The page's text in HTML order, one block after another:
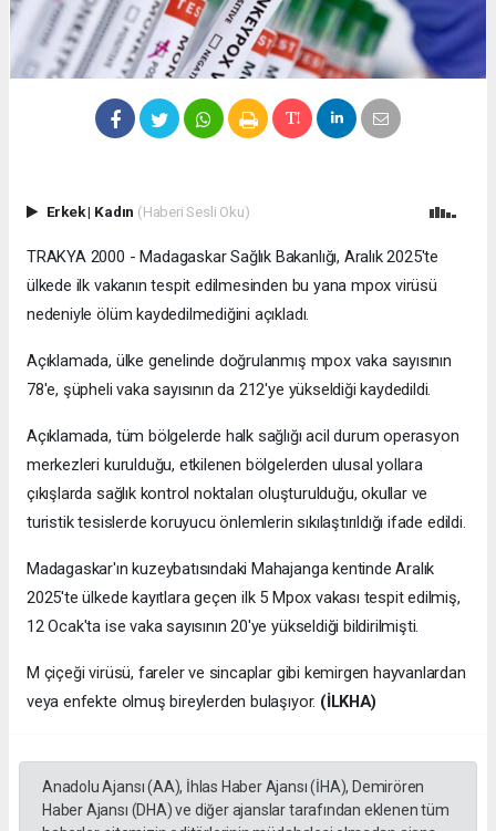
Erkek| Kadın (Haberi Sesli Oku)
TRAKYA 2000 - Madagaskar Sağlık Bakanlığı, Aralık 2025'te
ülkede ilk vakanın tespit edilmesinden bu yana mpox virüsü
nedeniyle ölüm kaydedilmediğini açıkladı.
Açıklamada, ülke genelinde doğrulanmış mpox vaka sayısının
78'e, şüpheli vaka sayısının da 212'ye yükseldiği kaydedildi.
Açıklamada, tüm bölgelerde halk sağlığı acil durum operasyon
merkezleri kurulduğu, etkilenen bölgelerden ulusal yollara
çıkışlarda sağlık kontrol noktaları oluşturulduğu, okullar ve
turistik tesislerde koruyucu önlemlerin sıkılaştırıldığı ifade edildi.
Madagaskar'ın kuzeybatısındaki Mahajanga kentinde Aralık
2025'te ülkede kayıtlara geçen ilk 5 Mpox vakası tespit edilmiş,
12 Ocak'ta ise vaka sayısının 20'ye yükseldiği bildirilmişti.
M çiçeği virüsü, fareler ve sincaplar gibi kemirgen hayvanlardan
veya enfekte olmuş bireylerden bulaşıyor. (İLKHA)
Anadolu Ajansı (AA), İhlas Haber Ajansı (İHA), Demirören
Haber Ajansı (DHA) ve diğer ajanslar tarafından eklenen tüm